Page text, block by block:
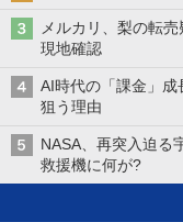
メルカリ、梨の転
現地確認
AI時代の「課金」
狙う理由
NASA、再突入迫る
救援機に何が?